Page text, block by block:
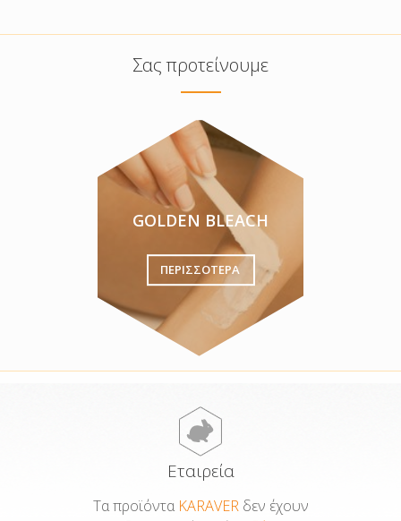
Σας προτείνουμε
GOLDEN BLEACH
ΠΕΡΙΣΣΟΤΕΡΑ
Εταιρεία
Τα προϊόντα KARAVERδεν έχουν